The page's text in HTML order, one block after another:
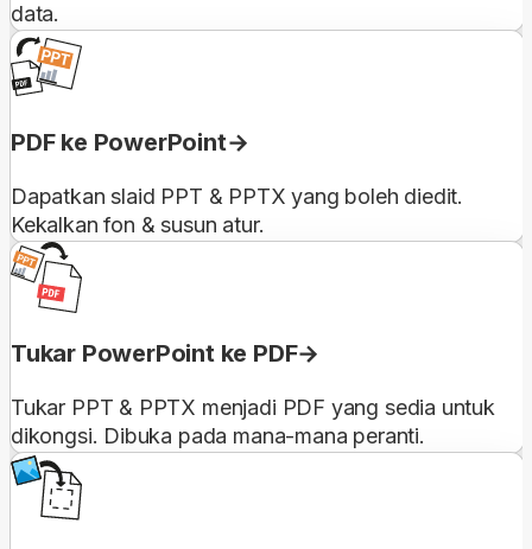
data.
PDF ke PowerPoint
Dapatkan slaid PPT & PPTX yang boleh diedit.
Kekalkan fon & susun atur.
Tukar PowerPoint ke PDF
Tukar PPT & PPTX menjadi PDF yang sedia untuk
dikongsi. Dibuka pada mana-mana peranti.